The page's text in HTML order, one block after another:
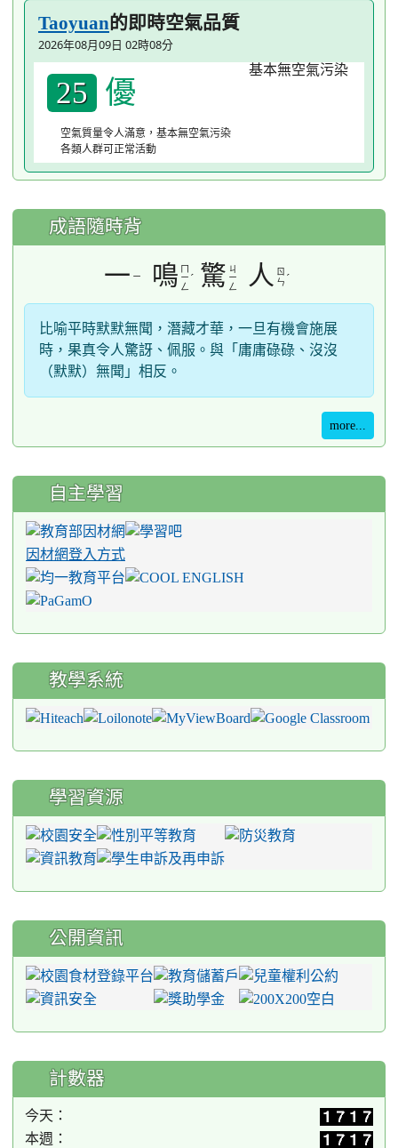
Taoyuan的即時空氣品質
2026年08月09日 02時08分
25 優
空氣質量令人滿意，基本無空氣污染
各類人群可正常活動
成語隨時背
一 ㄧ 鳴 ㄇ
ㄧ
ㄥ
ˊ 驚 ㄐ
ㄧ
ㄥ
人
ㄖ
ㄣ ˊ
比喻平時默默無聞，潛藏才華，一旦有機會施展
時，果真令人驚訝、佩服。與「庸庸碌碌、沒沒
（默默）無聞」相反。
more...
自主學習
因材網登入方式
教學系統
學習資源
公開資訊
計數器
今天：
本週：